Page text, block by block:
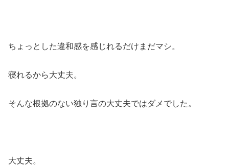
ちょっとした違和感を感じれるだけまだマシ。
寝れるから大丈夫。
そんな根拠のない独り言の大丈夫ではダメでした。
大丈夫。